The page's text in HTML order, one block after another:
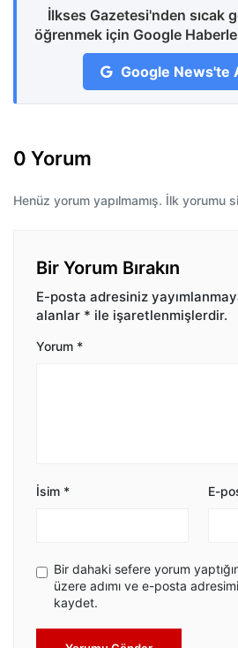
İlkses Gazetesi'nden sıcak
öğrenmek için Google
Google News'te
0 Yorum
Henüz yorum yapılmamış. İlk yorumu
Bir Yorum Bırakın
E-posta adresiniz
alanlar * ile işaretlenmişlerdir.
Yorum *
İsim * E-
Bir dahaki sefere yorum
üzere adımı ve e-posta
kaydet.